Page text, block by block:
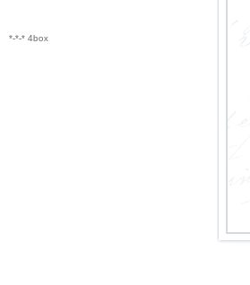
*-*-* 4box